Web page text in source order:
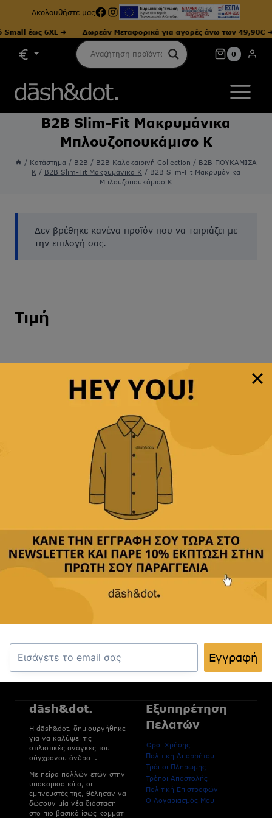
Ακολουθήστε μαςFacebook
Instagram
έως 6XL ➜ Δωρεάν Μεταφορικά για αγορές άνω των 49,90€ ➜
0
B2B Slim-Fit Μακρυμάνικα
Μπλουζοπουκάμισο Κ
/ Κατάστημα / B2B / B2B Καλοκαιρινή Collection / B2B ΠΟΥΚΑΜΙΣΑ
Κ / B2B Slim-Fit Μακρυμάνικα K / B2B Slim-Fit Μακρυμάνικα
Μπλουζοπουκάμισο Κ
Δεν βρέθηκε κανένα προϊόν που να ταιριάζει με
την επιλογή σας.
Τιμή
Εγγραφείτε στο
newsletter μας
Για να λαμβάνετε νέες κυκλοφορίες,
αποκλειστικές προσφορές και ιδέες που
ανανεώνουν την καθημερινότητά σας.
dāsh&dot.
H dāsh&dot. δημιουργήθηκε
για να καλύψει τις
στιλιστικές ανάγκες του
σύγχρονου άνδρα_.
Με πείρα πολλών ετών στην
υποκαμισοποϊία, οι
εμπνευστές της, θέλησαν να
δώσουν μία νέα διάσταση
στο πιο βασικό ίσως κομμάτι
Εξυπηρέτηση
Πελατών
Όροι Χρήσης
Πολιτική Απορρήτου
Τρόποι Πληρωμής
Τρόποι Αποστολής
Πολιτική Επιστροφών
Ο Λογαριασμός Μου
Εγγραφή